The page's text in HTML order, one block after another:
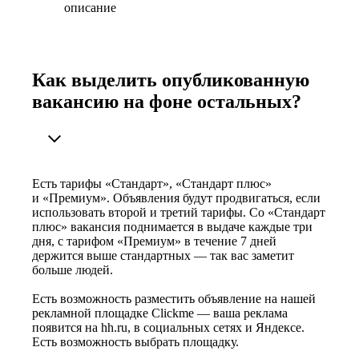
описание
Как выделить опубликованную
вакансию на фоне остальных?
Есть тарифы «Стандарт», «Стандарт плюс»
и «Премиум». Объявления будут продвигаться, если
использовать второй и третий тарифы. Со «Стандарт
плюс» вакансия поднимается в выдаче каждые три
дня, с тарифом «Премиум» в течение 7 дней
держится выше стандартных — так вас заметит
больше людей.
Есть возможность разместить объявление на нашей
рекламной площадке Clickme — ваша реклама
появится на hh.ru, в социальных сетях и Яндексе.
Есть возможность выбрать площадку.